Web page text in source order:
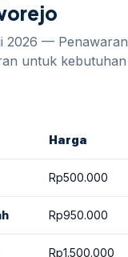
2026 — Penawaran
untuk kebutuhan
Harga
Rp500.000
Rp950.000
Rp1.500.000